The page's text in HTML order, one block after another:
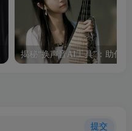
提交